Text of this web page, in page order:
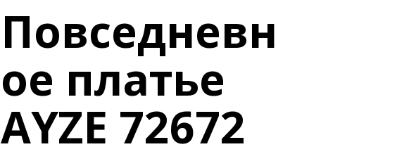
Повседневн
ое платье
AYZE 72672